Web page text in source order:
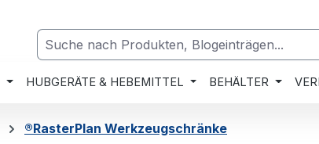
HUBGERÄTE & HEBEMITTEL BEHÄLTER
®RasterPlan Werkzeugschränke